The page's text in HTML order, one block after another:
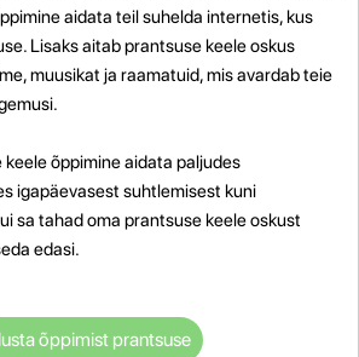
aidata teil suhelda internetis, kus
Lisaks aitab prantsuse keele oskus
muusikat ja raamatuid, mis avardab teie
õppimine aidata paljudes
igapäevasest suhtlemisest kuni
sa tahad oma prantsuse keele oskust
edasi.
õppimist prantsuse